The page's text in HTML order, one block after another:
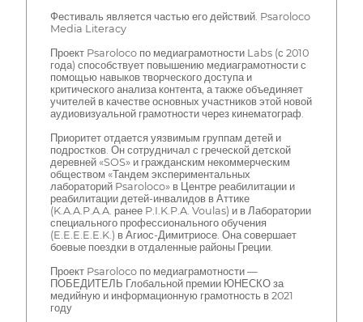
Фестиваль является частью его действий. Psaroloco
Media Literacy
Проект Psaroloco по медиаграмотности Labs (с 2010
года) способствует повышению медиаграмотности с
помощью навыков творческого доступа и
критического анализа контента, а также объединяет
учителей в качестве основных участников этой новой
аудиовизуальной грамотности через кинематограф.
Приоритет отдается уязвимым группам детей и
подростков. Он сотрудничал с греческой детской
деревней «SOS» и гражданским некоммерческим
обществом «Тандем экспериментальных
лабораторий Psaroloco» в Центре реабилитации и
реабилитации детей-инвалидов в Аттике
(K.A.A.P.A.A. ранее P.I.K.P.A. Voulas) и в Лаборатории
специального профессионального обучения
(E.E.E.E.E.K.) в Агиос-Димитриосе. Она совершает
боевые поездки в отдаленные районы Греции.
Проект Psaroloco по медиаграмотности —
ПОБЕДИТЕЛЬ Глобальной премии ЮНЕСКО за
медийную и информационную грамотность в 2021
году